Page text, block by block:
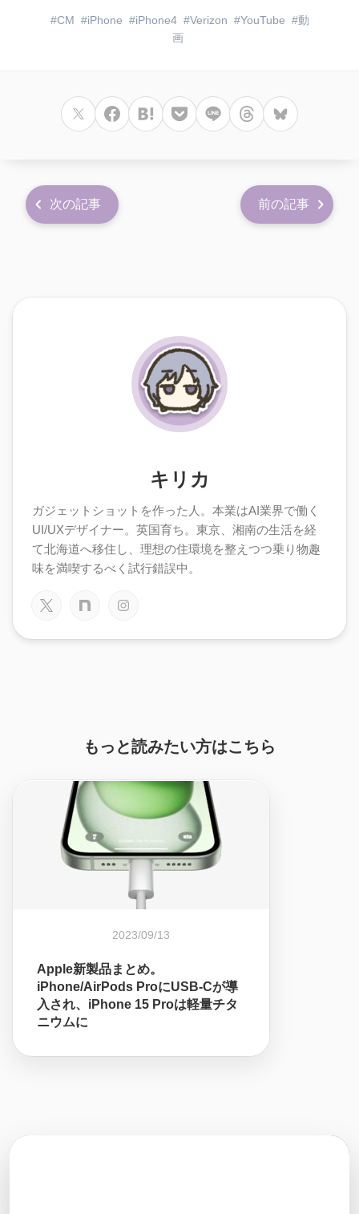
CM iPhone iPhone4 Verizon YouTube
動
画
次の記事 前の記事
キリカ
ガジェットショットを作った人。本業はAI業界で働く
UI/UXデザイナー。英国育ち。東京、湘南の生活を経
て北海道へ移住し、理想の住環境を整えつつ乗り物趣
味を満喫するべく試行錯誤中。
もっと読みたい方はこちら
2023/09/13
Apple新製品まとめ。
iPhone/AirPods ProにUSB-Cが導
入され、iPhone 15 Proは軽量チタ
ニウムに